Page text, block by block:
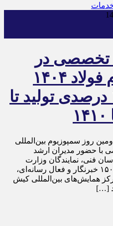
تخصصی در
حاشیه سمپوزیوم فولاد ۱۴۰۴
کیش؛ از رشد ۱۲ درصدی تولید تا
روز سمپوزیوم بین‌المللی
با حضور مدیران ارشد
فنی، نمایندگان وزارت
صنعت، معدن و تجارت و بیش از ۱۵۰ خبرنگار و فعال رسانه‌ای،
۸ آبان ۱۴۰۴ در مرکز همایش‌های بین‌المللی کیش
[…]